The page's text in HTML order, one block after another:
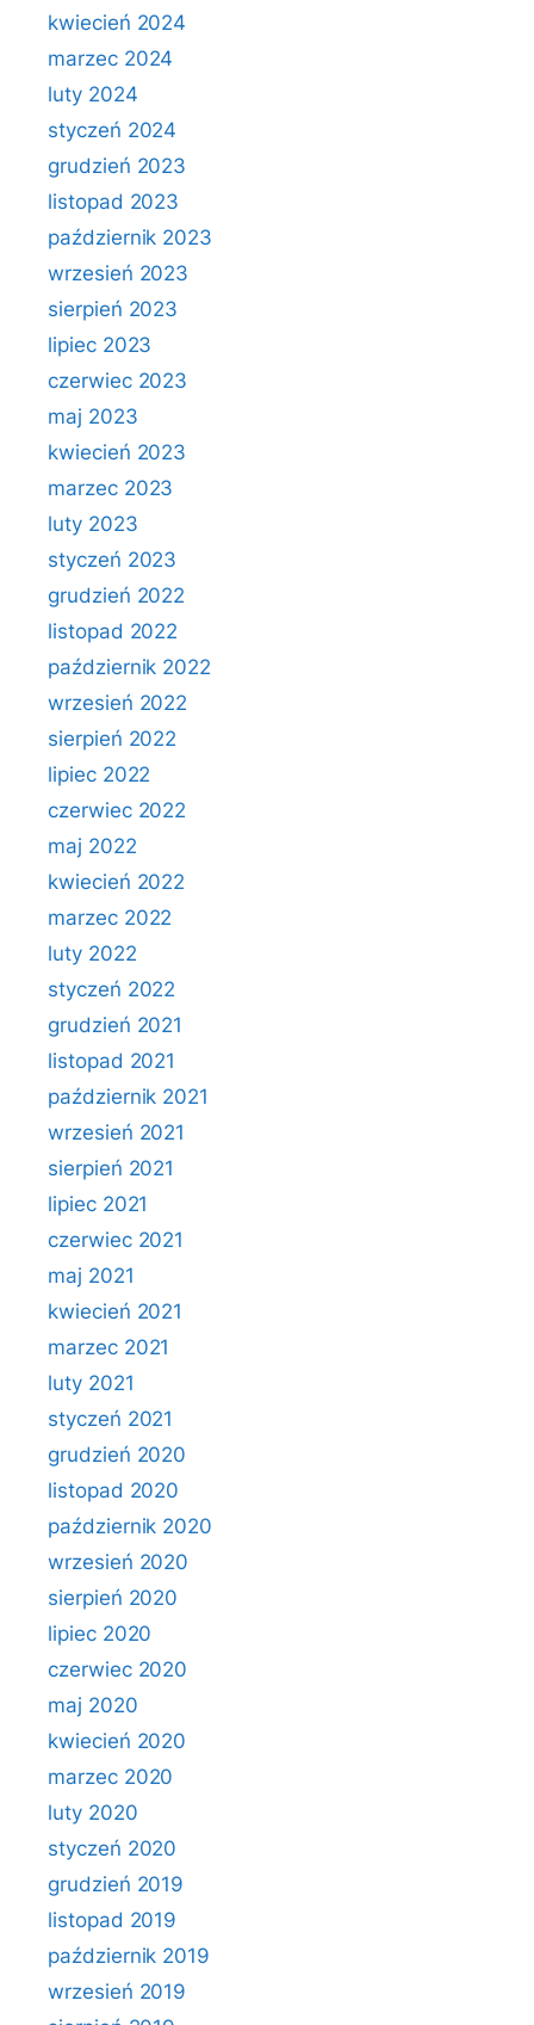
kwiecień 2024
marzec 2024
luty 2024
styczeń 2024
grudzień 2023
listopad 2023
październik 2023
wrzesień 2023
sierpień 2023
lipiec 2023
czerwiec 2023
maj 2023
kwiecień 2023
marzec 2023
luty 2023
styczeń 2023
grudzień 2022
listopad 2022
październik 2022
wrzesień 2022
sierpień 2022
lipiec 2022
czerwiec 2022
maj 2022
kwiecień 2022
marzec 2022
luty 2022
styczeń 2022
grudzień 2021
listopad 2021
październik 2021
wrzesień 2021
sierpień 2021
lipiec 2021
czerwiec 2021
maj 2021
kwiecień 2021
marzec 2021
luty 2021
styczeń 2021
grudzień 2020
listopad 2020
październik 2020
wrzesień 2020
sierpień 2020
lipiec 2020
czerwiec 2020
maj 2020
kwiecień 2020
marzec 2020
luty 2020
styczeń 2020
grudzień 2019
listopad 2019
październik 2019
wrzesień 2019